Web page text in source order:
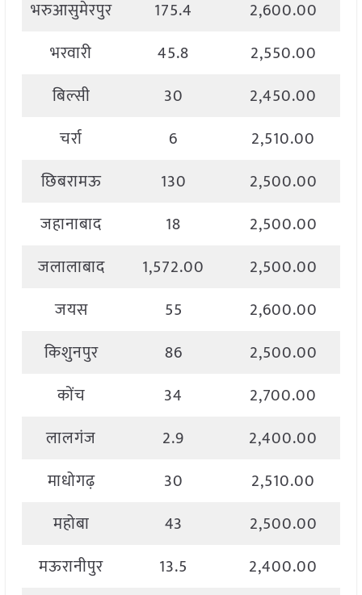
भरुआसुमेरपुर
175.4
2,600.00
भरवारी
45.8
2,550.00
बिल्सी
30
2,450.00
चर्रा
6
2,510.00
छिबरामऊ
130
2,500.00
जहानाबाद
18
2,500.00
जलालाबाद
1,572.00
2,500.00
जयस
55
2,600.00
किशुनपुर
86
2,500.00
कोंच
34
2,700.00
लालगंज
2.9
2,400.00
माधोगढ़
30
2,510.00
महोबा
43
2,500.00
मऊरानीपुर
13.5
2,400.00